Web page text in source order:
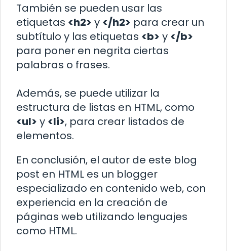
También se pueden usar las
etiquetas <h2> y </h2> para crear un
subtítulo y las etiquetas <b> y </b>
para poner en negrita ciertas
palabras o frases.
Además, se puede utilizar la
estructura de listas en HTML, como
<ul> y <li>, para crear listados de
elementos.
En conclusión, el autor de este blog
post en HTML es un blogger
especializado en contenido web, con
experiencia en la creación de
páginas web utilizando lenguajes
como HTML.